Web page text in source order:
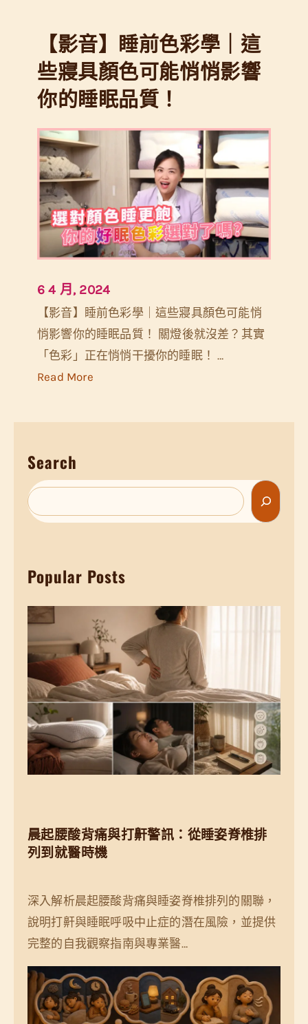
】
黃
金
睡
9
分
鐘
，
養
強
大
免
疫
力
年
！
【影音】睡前色彩學｜這
些寢具顏色可能悄悄影響
你的睡眠品質！
6 4 月, 2024
【影音】睡前色彩學｜這些寢具顏色可能悄
悄影響你的睡眠品質！ 關燈後就沒差？其實
「色彩」正在悄悄干擾你的睡眠！ …
Read More:
睡
色
學
這
些
寢
具
顏
色
可
能
影
響
睡
眠
品
質
！
Search
S
e
c
Popular Posts
晨起腰酸背痛與打鼾警訊：從睡姿脊椎排
列到就醫時機
深入解析晨起腰酸背痛與睡姿脊椎排列的關聯，
說明打鼾與睡眠呼吸中止症的潛在風險，並提供
完整的自我觀察指南與專業醫…